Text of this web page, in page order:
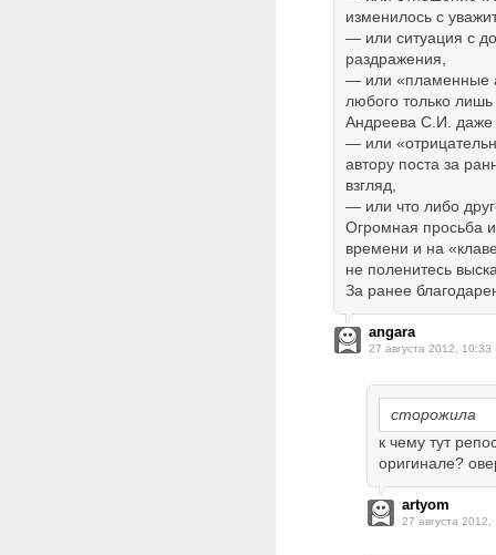
изменилось с
— или ситуация с
раздражения,
— или «пламенные
любого только
Андреева С.И. даже
— или
автору поста за
взгляд,
— или что либо
Огромная просьба
времени и на
не поленитесь
За ранее
angara
27 августа 2012, 10:33
сторожила
к чему тут
оригинале?
artyom
27 августа 2012,